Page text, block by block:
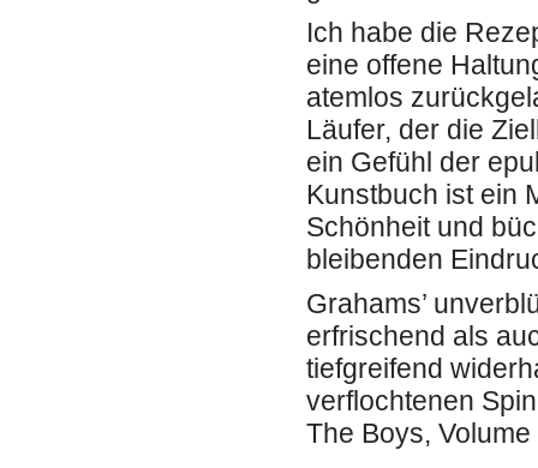
Ich habe die
eine offene
atemlos
Läufer, der die
ein Gefühl der
Kunstbuch ist ein
Schönheit und
bleibenden
Grahams’
erfrischend als
tiefgreifend
verflochtenen
The Boys,